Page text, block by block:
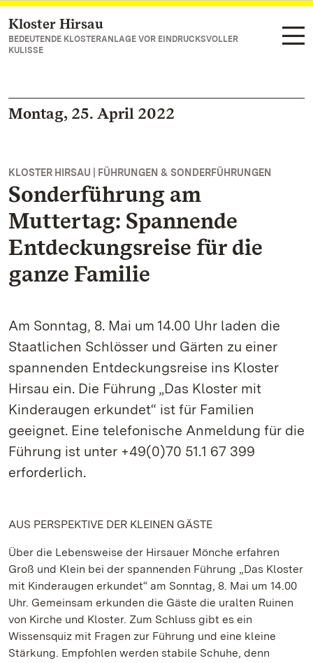
Zum Hauptinhalt springen
Kloster Hirsau
BEDEUTENDE KLOSTERANLAGE VOR EINDRUCKSVOLLER
KULISSE
Montag, 25. April 2022
KLOSTER HIRSAU | FÜHRUNGEN & SONDERFÜHRUNGEN
Sonderführung am
Muttertag: Spannende
Entdeckungsreise für die
ganze Familie
Am Sonntag, 8. Mai um 14.00 Uhr laden die
Staatlichen Schlösser und Gärten zu einer
spannenden Entdeckungsreise ins Kloster
Hirsau ein. Die Führung „Das Kloster mit
Kinderaugen erkundet“ ist für Familien
geeignet. Eine telefonische Anmeldung für die
Führung ist unter +49(0)70 51.1 67 399
erforderlich.
AUS PERSPEKTIVE DER KLEINEN GÄSTE
Über die Lebensweise der Hirsauer Mönche erfahren
Groß und Klein bei der spannenden Führung „Das Kloster
mit Kinderaugen erkundet“ am Sonntag, 8. Mai um 14.00
Uhr. Gemeinsam erkunden die Gäste die uralten Ruinen
von Kirche und Kloster. Zum Schluss gibt es ein
Wissensquiz mit Fragen zur Führung und eine kleine
Stärkung. Empfohlen werden stabile Schuhe, denn